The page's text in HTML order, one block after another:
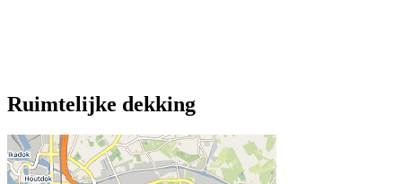
Ruimtelijke dekking